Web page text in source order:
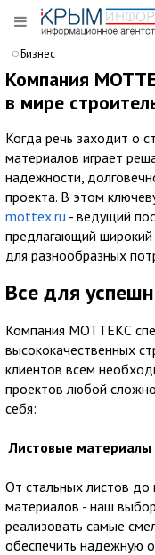
Бизнес
Компания
в мире
Когда речь заходит о
материалов играет
надежности,
проекта. В этом
mottex.ru - ведущий
предлагающий широкий
для разнообразных
Все для
Компания МОТТЕКС
высококачественных
клиентов всем
проектов любой
себя:
Листовые материалы
От стальных листов
материалов - наш
реализовать самые
обеспечить надежную